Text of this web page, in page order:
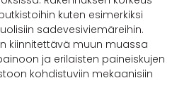
kuten esimerkiksi
sadevesiviemäreihin.
kiinnitettävä muun muassa
ja erilaisten paineiskujen
kohdistuviin mekaanisiin